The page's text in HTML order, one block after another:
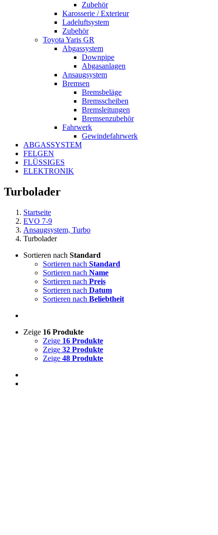
Zubehör
Karosserie / Exterieur
Ladeluftsystem
Zubehör
Toyota Yaris GR
Abgassystem
Downpipe
Abgasanlagen
Ansaugsystem
Bremsen
Bremsbeläge
Bremsscheiben
Bremsleitungen
Bremsenzubehör
Fahrwerk
Gewindefahrwerk
ABGASSYSTEM
FELGEN
FLÜSSIGES
ELEKTRONIK
Turbolader
Startseite
EVO 7-9
Ansaugsystem, Turbo
Turbolader
Sortieren nach Standard
Sortieren nach Standard
Sortieren nach Name
Sortieren nach Preis
Sortieren nach Datum
Sortieren nach Beliebtheit
Zeige 16 Produkte
Zeige 16 Produkte
Zeige 32 Produkte
Zeige 48 Produkte